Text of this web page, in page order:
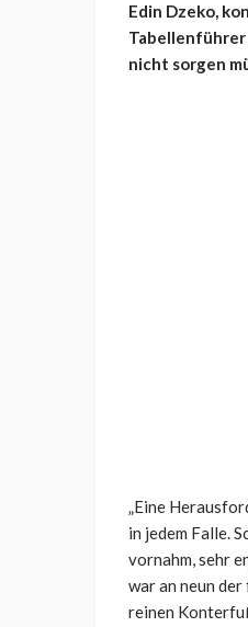
Edin Dzeko,
Tabellenführer
nicht sorgen
„Eine
in jedem Falle.
vornahm, sehr
war an neun
reinen